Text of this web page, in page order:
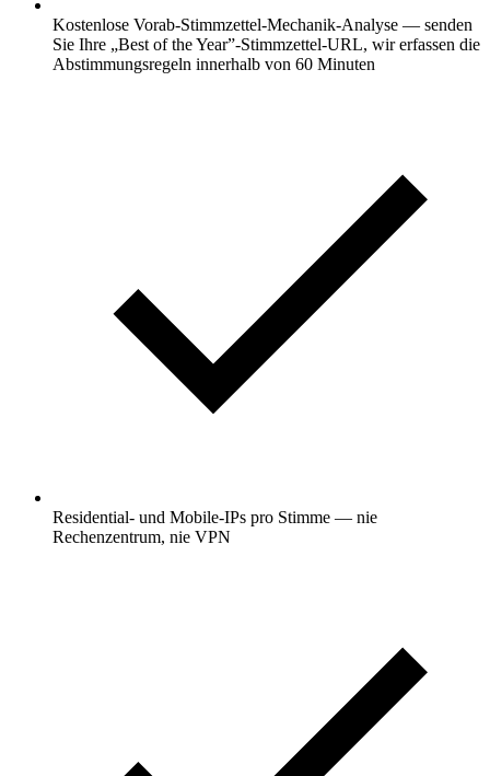
Kostenlose Vorab-Stimmzettel-Mechanik-Analyse — senden
Sie Ihre „Best of the Year”-Stimmzettel-URL, wir erfassen die
Abstimmungsregeln innerhalb von 60 Minuten
Residential- und Mobile-IPs pro Stimme — nie
Rechenzentrum, nie VPN